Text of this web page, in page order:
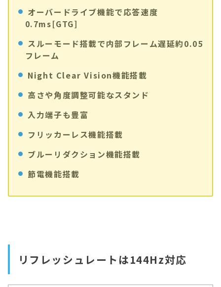
オーバードライブ機能で応答速度
0.7ms[GTG]
スルーモード搭載で内部フレーム遅延約0.05
フレーム
Night Clear Vision機能搭載
高さや角度調整可能なスタンド
入力端子も豊富
フリッカーレス機能搭載
ブルーリダクション機能搭載
節電機能搭載
リフレッシュレートは144Hz対応